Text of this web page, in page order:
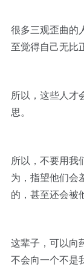
很多三观歪曲的
至觉得自己无比
所以，这些人才
思。
所以，不要用我
为，指望他们会
的，甚至还会被
这辈子，可以向
不会向一个不是